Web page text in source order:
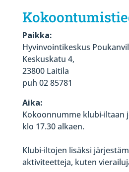
Paikka:
Hyvinvointikeskus
Keskuskatu 4,
23800 Laitila
puh 02 85781
Aika:
Kokoonnumme klubi-iltaan
klo 17.30 alkaen.
Klubi-iltojen lisäksi
aktiviteetteja, kuten